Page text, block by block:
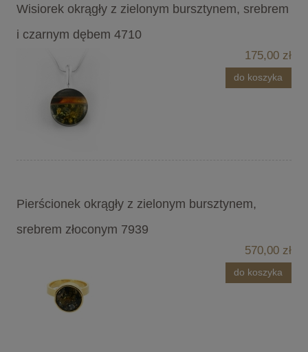
Wisiorek okrągły z zielonym bursztynem, srebrem
i czarnym dębem 4710
175,00 zł
do koszyka
Pierścionek okrągły z zielonym bursztynem,
srebrem złoconym 7939
570,00 zł
do koszyka